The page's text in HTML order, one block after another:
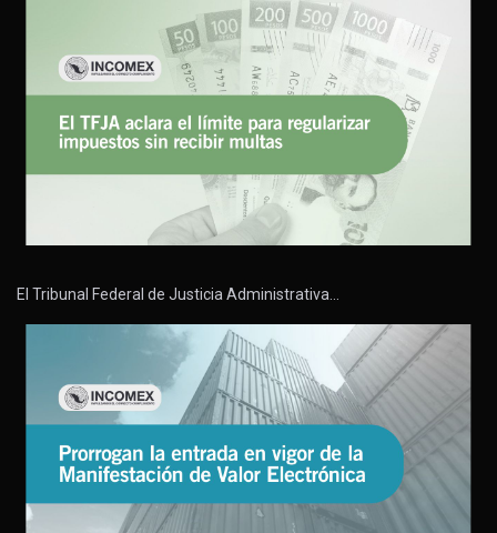
El Tribunal Federal de Justicia Administrativa…